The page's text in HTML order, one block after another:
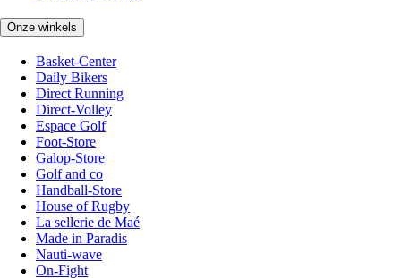
Onze winkels
Basket-Center
Daily Bikers
Direct Running
Direct-Volley
Espace Golf
Foot-Store
Galop-Store
Golf and co
Handball-Store
House of Rugby
La sellerie de Maé
Made in Paradis
Nauti-wave
On-Fight